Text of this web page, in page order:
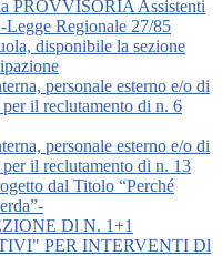
PROVVISORIA Assistenti
Regionale 27/85
disponibile la sezione
personale esterno e/o di
il reclutamento di n. 6
personale esterno e/o di
il reclutamento di n. 13
dal Titolo “Perché
Dl N. 1+1
PER INTERVENTI Dl